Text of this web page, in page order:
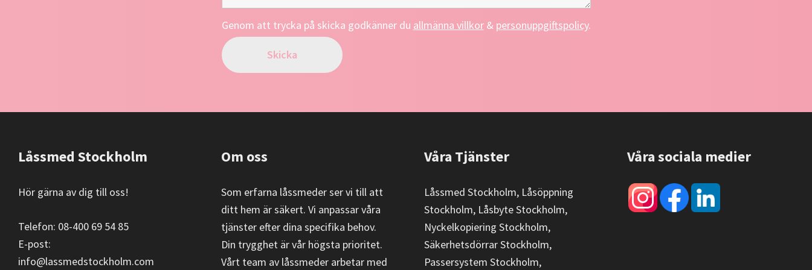
Genom att trycka på skicka godkänner du allmänna villkor& personuppgiftspolicy.
Footer
Låssmed Stockholm
Hör gärna av dig till oss!
Telefon: 08-400 69 54 85
E-post:
info@lassmedstockholm.com
Om oss
Som erfarna låssmeder ser vi till att
ditt hem är säkert. Vi anpassar våra
tjänster efter dina specifika behov.
Din trygghet är vår högsta prioritet.
Vårt team av låssmeder arbetar med
Våra Tjänster
Låssmed Stockholm, Låsöppning
Stockholm, Låsbyte Stockholm,
Nyckelkopiering Stockholm,
Säkerhetsdörrar Stockholm,
Passersystem Stockholm,
Våra sociala medier